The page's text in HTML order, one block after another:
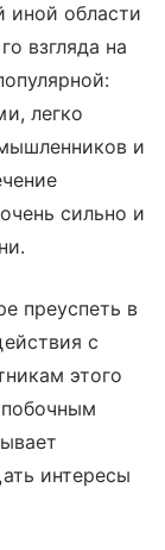
иной области
взгляда на
легко
и
сильно и
преуспеть в
с
этого
интересы